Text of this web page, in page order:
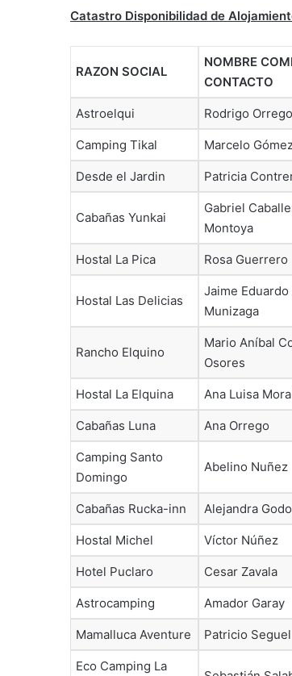
Catastro Disponibilidad de
RAZON SOCIAL
NOMBRE
CONTACTO
Astroelqui Rodrigo Orrego
Camping Tikal Marcelo
Desde el Jardin Patricia
Cabañas Yunkai
Gabriel
Montoya
Hostal La Pica Rosa Guerrero
Hostal Las Delicias
Jaime Eduardo
Munizaga
Rancho Elquino
Mario Aníbal
Osores
Hostal La Elquina Ana Luisa
Cabañas Luna Ana Orrego
Camping Santo
Domingo
Abelino Nuñez
Cabañas Rucka-inn Alejandra
Hostal Michel Víctor Núñez
Hotel Puclaro Cesar Zavala
Astrocamping Amador Garay
Mamalluca Aventure Patricio Seguel
Eco Camping La